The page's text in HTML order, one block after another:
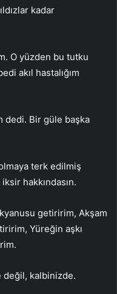
kadar
O yüzden bu tutku
akıl hastalığım
dedi. Bir güle başka
olmaya terk edilmiş
hakkındasın.
getiririm, Akşam
Yüreğin aşkı
kalbinizde.